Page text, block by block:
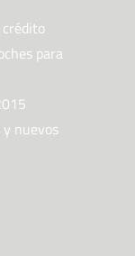
para
nuevos